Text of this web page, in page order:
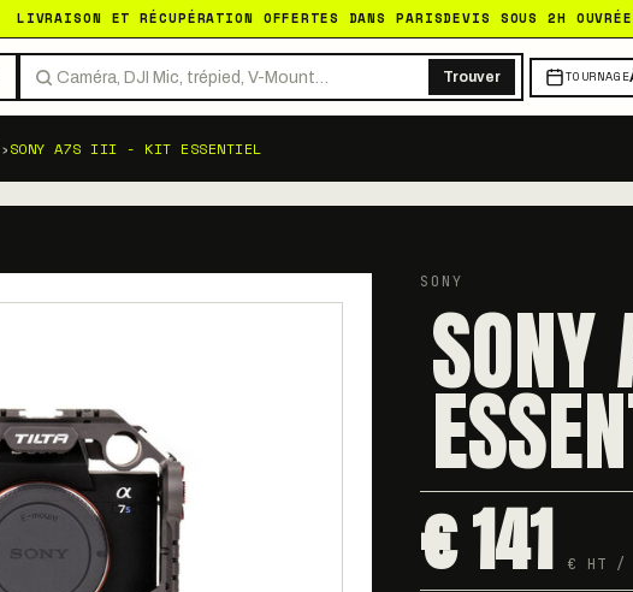
LIVRAISON ET RÉCUPÉRATION OFFERTES DANS PARISDEVIS SOUS 2H
Trouver TOURNAGE
›SONY A7S III - KIT ESSENTIEL
SONY
€ 141 € HT /